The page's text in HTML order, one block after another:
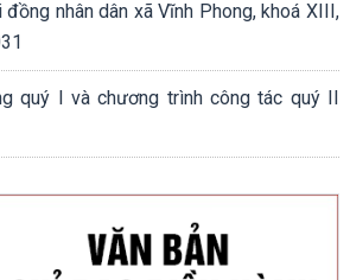
nhân dân xã Vĩnh Phong, khoá XIII,
quý I và chương trình công tác quý II